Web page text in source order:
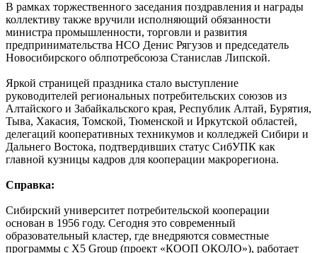
В рамках торжественного заседания поздравления и награды
коллективу также вручили исполняющий обязанности
министра промышленности, торговли и развития
предпринимательства НСО Денис Рягузов и председатель
Новосибирского облпотребсоюза Станислав Липской.
Яркой страницей праздника стало выступление
руководителей региональных потребительских союзов из
Алтайского и Забайкальского края, Республик Алтай, Бурятия,
Тыва, Хакасия, Томской, Тюменской и Иркутской областей,
делегаций кооперативных техникумов и колледжей Сибири и
Дальнего Востока, подтвердивших статус СибУПК как
главной кузницы кадров для кооперации макрорегиона.
Справка:
Сибирский университет потребительской кооперации
основан в 1956 году. Сегодня это современный
образовательный кластер, где внедряются совместные
программы с X5 Group (проект «КООП ОКОЛО»), работает